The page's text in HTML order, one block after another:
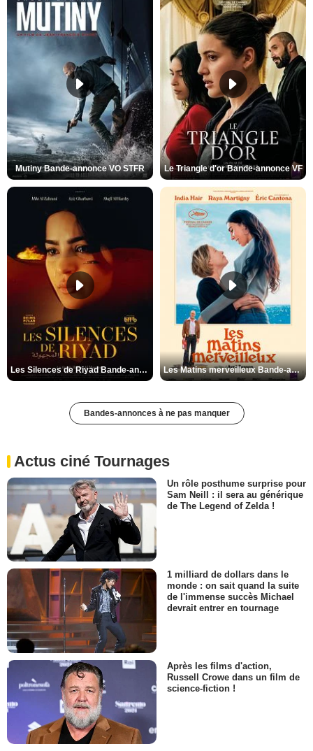
Mutiny Bande-annonce VO STFR Le Triangle d'or Bande-annonce VF
Les Silences de Riyad Bande-annonce VO STFR Les Matins merveilleux Bande-annonce VF
Bandes-annonces à ne pas manquer
Actus ciné Tournages
Un rôle posthume surprise pour
Sam Neill : il sera au générique
de The Legend of Zelda !
1 milliard de dollars dans le
monde : on sait quand la suite
de l'immense succès Michael
devrait entrer en tournage
Après les films d'action,
Russell Crowe dans un film de
science-fiction !